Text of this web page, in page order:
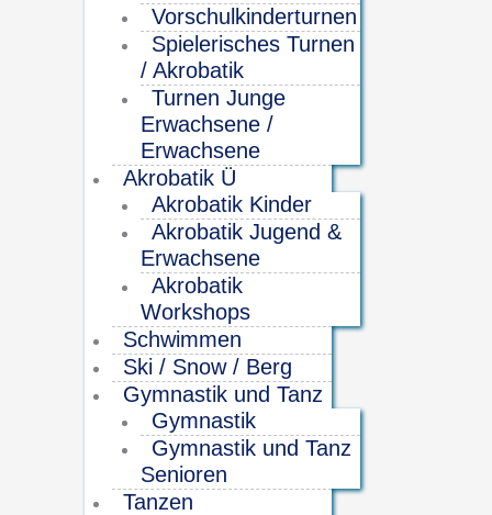
Vorschulkinderturnen
Spielerisches Turnen
/ Akrobatik
Turnen Junge
Erwachsene /
Erwachsene
Akrobatik Ü
Akrobatik Kinder
Akrobatik Jugend &
Erwachsene
Akrobatik
Workshops
Schwimmen
Ski / Snow / Berg
Gymnastik und Tanz
Gymnastik
Gymnastik und Tanz
Senioren
Tanzen